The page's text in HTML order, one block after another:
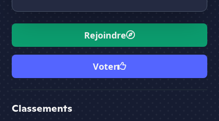
Rejoindre
Voter
Classements